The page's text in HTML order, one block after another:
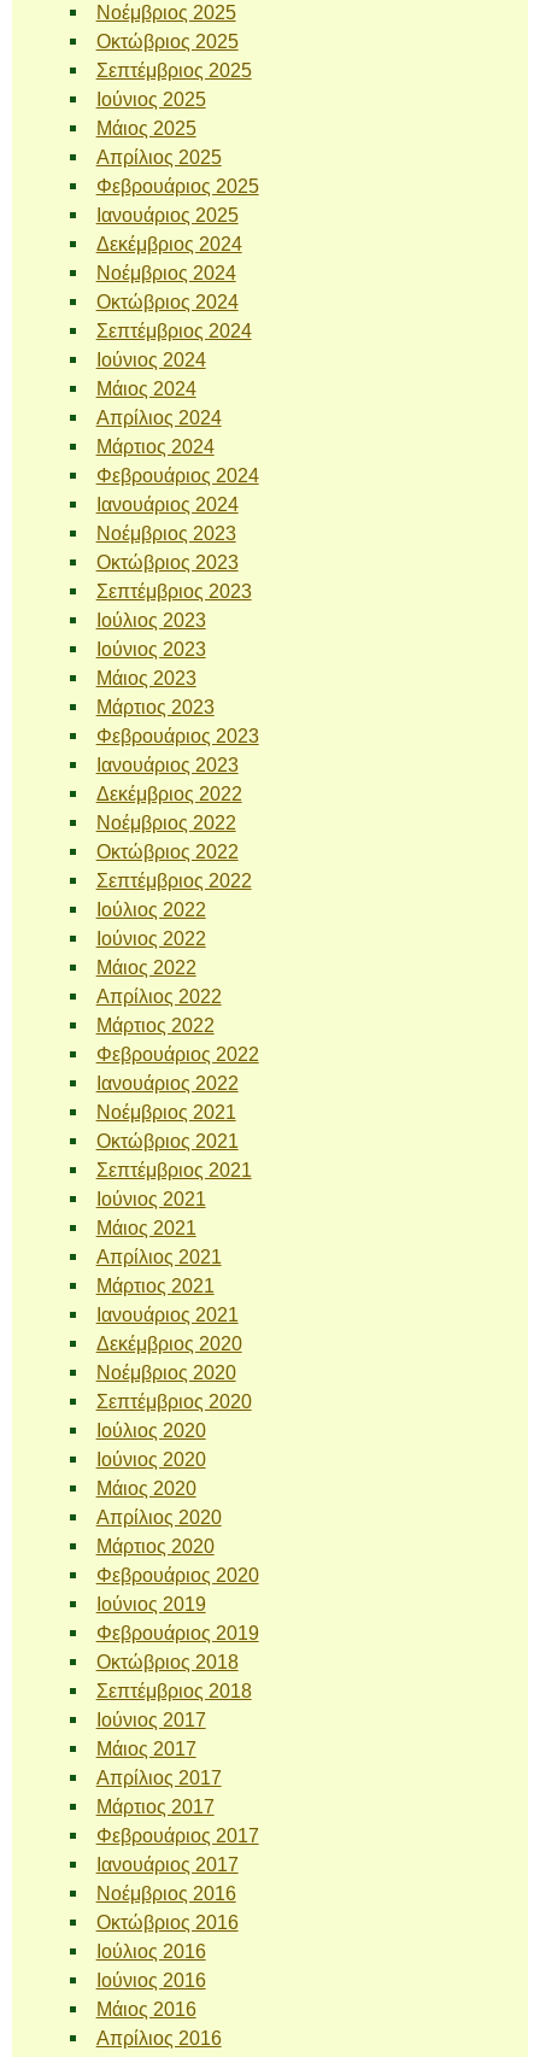
Νοέμβριος 2025
Οκτώβριος 2025
Σεπτέμβριος 2025
Ιούνιος 2025
Μάιος 2025
Απρίλιος 2025
Φεβρουάριος 2025
Ιανουάριος 2025
Δεκέμβριος 2024
Νοέμβριος 2024
Οκτώβριος 2024
Σεπτέμβριος 2024
Ιούνιος 2024
Μάιος 2024
Απρίλιος 2024
Μάρτιος 2024
Φεβρουάριος 2024
Ιανουάριος 2024
Νοέμβριος 2023
Οκτώβριος 2023
Σεπτέμβριος 2023
Ιούλιος 2023
Ιούνιος 2023
Μάιος 2023
Μάρτιος 2023
Φεβρουάριος 2023
Ιανουάριος 2023
Δεκέμβριος 2022
Νοέμβριος 2022
Οκτώβριος 2022
Σεπτέμβριος 2022
Ιούλιος 2022
Ιούνιος 2022
Μάιος 2022
Απρίλιος 2022
Μάρτιος 2022
Φεβρουάριος 2022
Ιανουάριος 2022
Νοέμβριος 2021
Οκτώβριος 2021
Σεπτέμβριος 2021
Ιούνιος 2021
Μάιος 2021
Απρίλιος 2021
Μάρτιος 2021
Ιανουάριος 2021
Δεκέμβριος 2020
Νοέμβριος 2020
Σεπτέμβριος 2020
Ιούλιος 2020
Ιούνιος 2020
Μάιος 2020
Απρίλιος 2020
Μάρτιος 2020
Φεβρουάριος 2020
Ιούνιος 2019
Φεβρουάριος 2019
Οκτώβριος 2018
Σεπτέμβριος 2018
Ιούνιος 2017
Μάιος 2017
Απρίλιος 2017
Μάρτιος 2017
Φεβρουάριος 2017
Ιανουάριος 2017
Νοέμβριος 2016
Οκτώβριος 2016
Ιούλιος 2016
Ιούνιος 2016
Μάιος 2016
Απρίλιος 2016